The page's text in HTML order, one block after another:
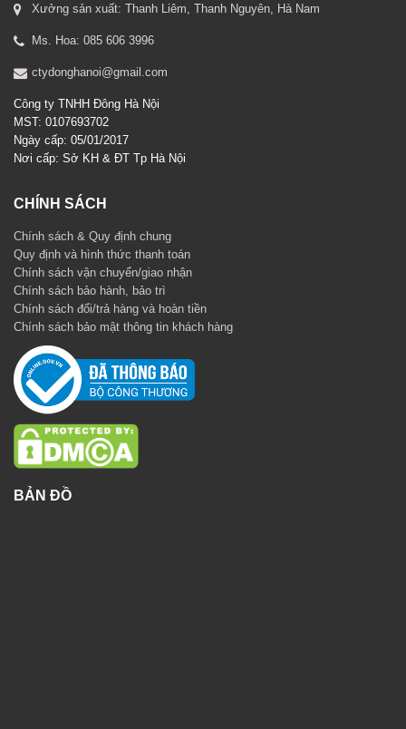
Xưởng sản xuất: Thanh Liêm, Thanh Nguyên, Hà Nam
Ms. Hoa: 085 606 3996
ctydonghanoi@gmail.com
Công ty TNHH Đông Hà Nội
MST: 0107693702
Ngày cấp: 05/01/2017
Nơi cấp: Sở KH & ĐT Tp Hà Nội
CHÍNH SÁCH
Chính sách & Quy định chung
Quy định và hình thức thanh toán
Chính sách vận chuyển/giao nhận
Chính sách bảo hành, bảo trì
Chính sách đổi/trả hàng và hoàn tiền
Chính sách bảo mật thông tin khách hàng
BẢN ĐỒ